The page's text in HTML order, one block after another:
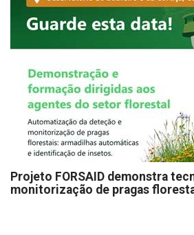
Projeto FORSAID demonstra
monitorização de pragas